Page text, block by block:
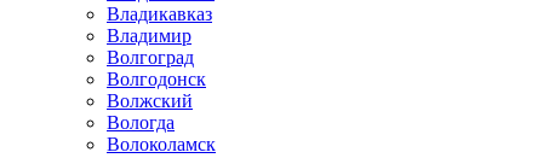
Владикавказ
Владимир
Волгоград
Волгодонск
Волжский
Вологда
Волоколамск